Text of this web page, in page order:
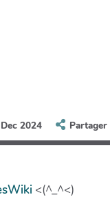
2024 Partager
<(^_^<)